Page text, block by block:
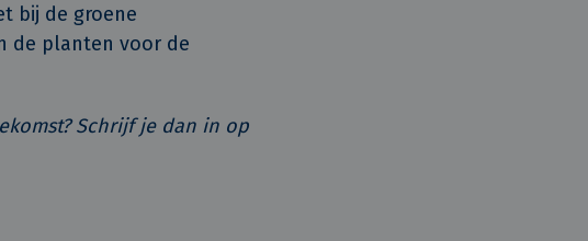
bij de groene
de planten voor de
Schrijf je dan in op